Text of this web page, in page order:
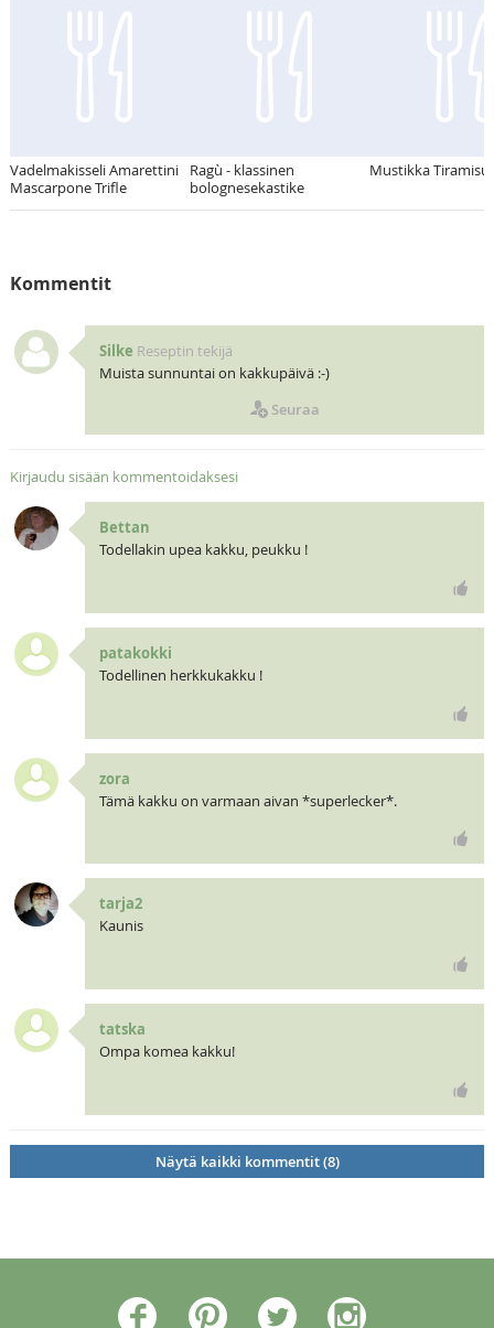
Vadelmakisseli Amarettini
Mascarpone Trifle
Ragù - klassinen
bolognesekastike
Mustikka Tiramisu
Kommentit
Silke Reseptin tekijä
Muista sunnuntai on kakkupäivä :-)
Seuraa
Kirjaudu sisään kommentoidaksesi
Bettan
Todellakin upea kakku, peukku !
patakokki
Todellinen herkkukakku !
zora
Tämä kakku on varmaan aivan *superlecker*.
tarja2
Kaunis
tatska
Ompa komea kakku!
Näytä kaikki kommentit (8)